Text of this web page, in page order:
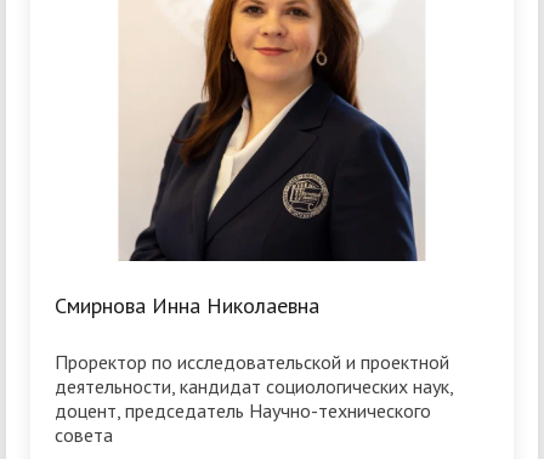
Смирнова Инна Николаевна
Проректор по исследовательской и проектной
деятельности, кандидат социологических наук,
доцент, председатель Научно-технического
совета